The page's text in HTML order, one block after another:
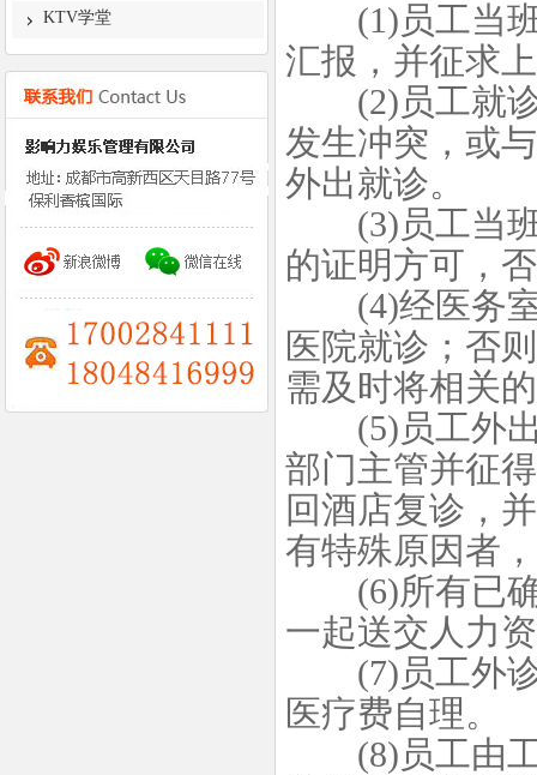
KTV学堂
(1)员工当班
汇报，并征求
(2)员工就诊
发生冲突，或
外出就诊。
(3)员工当班
的证明方可，
(4)经医务室
医院就诊；否
需及时将相关
(5)员工外出
部门主管并征
回酒店复诊，
有特殊原因者
(6)所有已确
一起送交人力
(7)员工外诊
医疗费自理。
(8)员工由工